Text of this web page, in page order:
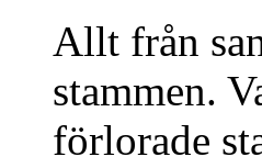
Allt från
stammen.
förlorade